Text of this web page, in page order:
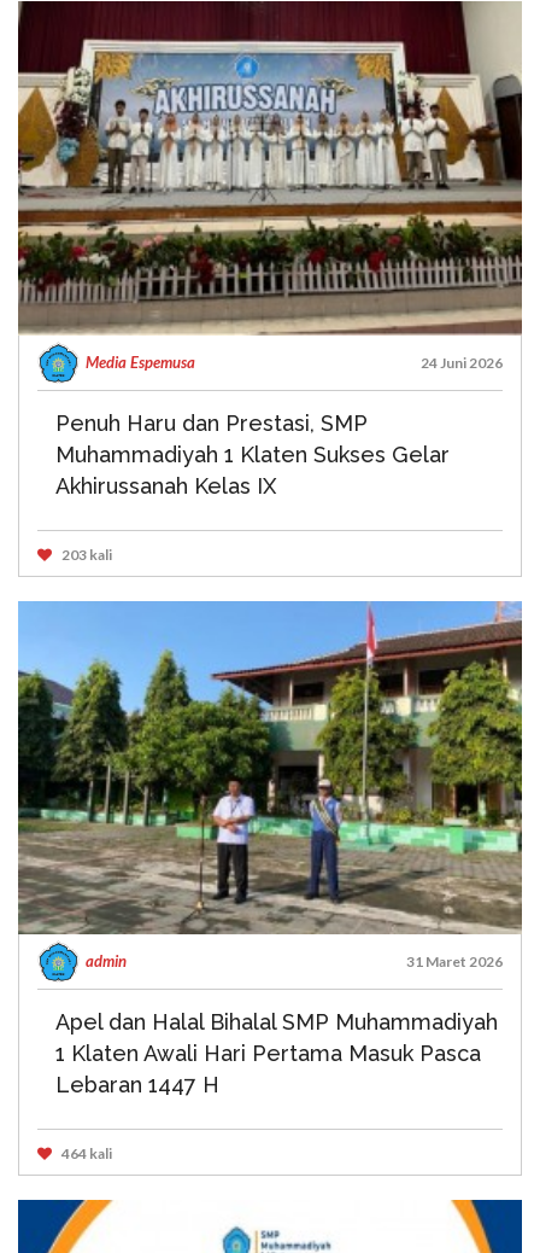
Media Espemusa 24 Juni 2026
Penuh Haru dan Prestasi, SMP
Muhammadiyah 1 Klaten Sukses Gelar
Akhirussanah Kelas IX
203 kali
admin 31 Maret 2026
Apel dan Halal Bihalal SMP Muhammadiyah
1 Klaten Awali Hari Pertama Masuk Pasca
Lebaran 1447 H
464 kali